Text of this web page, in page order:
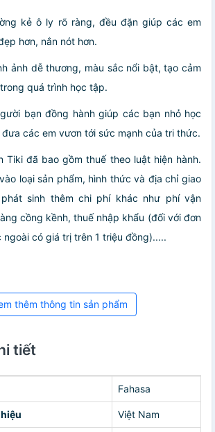
kẻ ô ly rõ ràng, đều đặn giúp các em
hơn, nắn nót hơn.
ảnh dễ thương, màu sắc nổi bật, tạo cảm
quá trình học tập.
bạn đồng hành giúp các bạn nhỏ học
các em vươn tới sức mạnh của tri thức.
Tiki đã bao gồm thuế theo luật hiện hành.
loại sản phẩm, hình thức và địa chỉ giao
sinh thêm chi phí khác như phí vận
cồng kềnh, thuế nhập khẩu (đối với đơn
có giá trị trên 1 triệu đồng).....
thêm thông tin sản phẩm
tiết
Fahasa
Việt Nam